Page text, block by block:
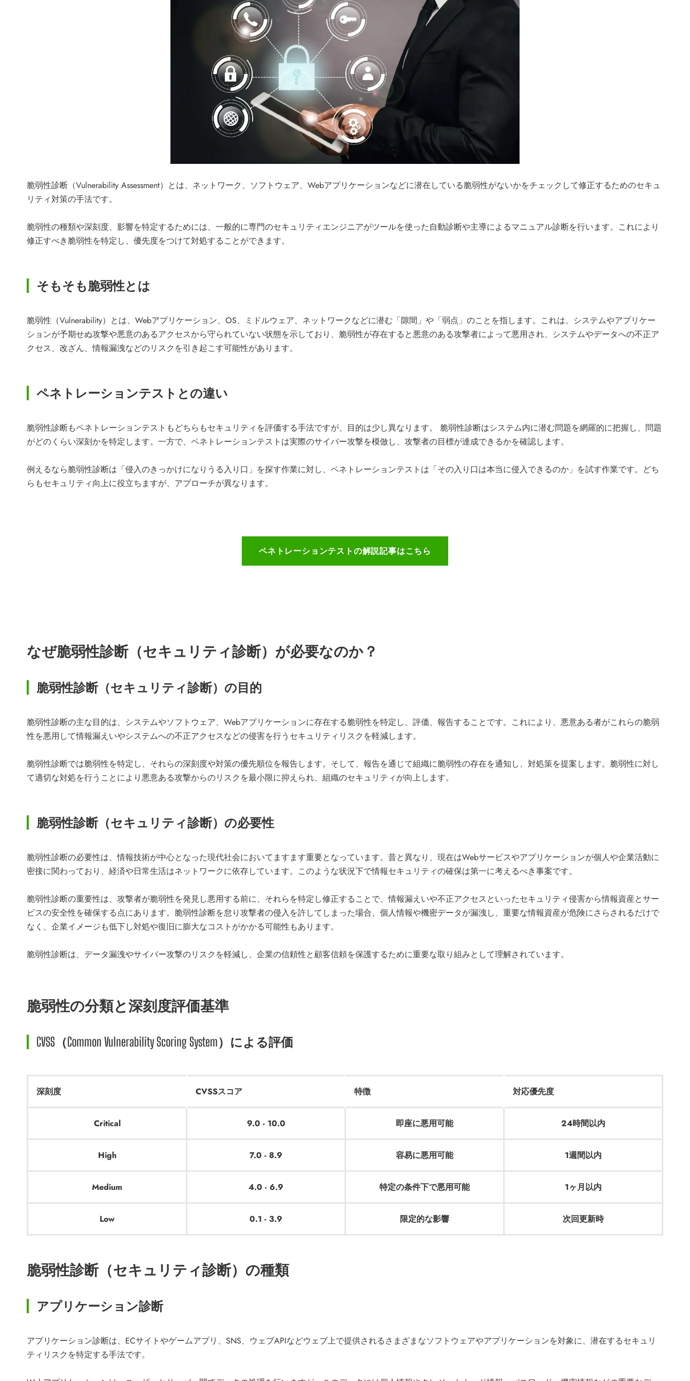
脆弱性診断（Vulnerability Assessment）とは、ネットワーク、ソフトウェア、Webアプリケーションなどに潜在している脆弱性がないかをチェックして修正するためのセキュ
リティ対策の手法です。
脆弱性の種類や深刻度、影響を特定するためには、一般的に専門のセキュリティエンジニアがツールを使った自動診断や主導によるマニュアル診断を行います。これにより
修正すべき脆弱性を特定し、優先度をつけて対処することができます。
そもそも脆弱性とは
脆弱性（Vulnerability）とは、Webアプリケーション、OS、ミドルウェア、ネットワークなどに潜む「隙間」や「弱点」のことを指します。これは、システムやアプリケー
ションが予期せぬ攻撃や悪意のあるアクセスから守られていない状態を示しており、脆弱性が存在すると悪意のある攻撃者によって悪用され、システムやデータへの不正ア
クセス、改ざん、情報漏洩などのリスクを引き起こす可能性があります。
ペネトレーションテストとの違い
脆弱性診断もペネトレーションテストもどちらもセキュリティを評価する手法ですが、目的は少し異なります。 脆弱性診断はシステム内に潜む問題を網羅的に把握し、問題
がどのくらい深刻かを特定します。一方で、ペネトレーションテストは実際のサイバー攻撃を模倣し、攻撃者の目標が達成できるかを確認します。
例えるなら脆弱性診断は「侵入のきっかけになりうる入り口」を探す作業に対し、ペネトレーションテストは「その入り口は本当に侵入できるのか」を試す作業です。どち
らもセキュリティ向上に役立ちますが、アプローチが異なります。
ペネトレーションテストの解説記事はこちら
なぜ脆弱性診断（セキュリティ診断）が必要なのか？
脆弱性診断（セキュリティ診断）の目的
脆弱性診断の主な目的は、システムやソフトウェア、Webアプリケーションに存在する脆弱性を特定し、評価、報告することです。これにより、悪意ある者がこれらの脆弱
性を悪用して情報漏えいやシステムへの不正アクセスなどの侵害を行うセキュリティリスクを軽減します。
脆弱性診断では脆弱性を特定し、それらの深刻度や対策の優先順位を報告します。そして、報告を通じて組織に脆弱性の存在を通知し、対処策を提案します。脆弱性に対し
て適切な対処を行うことにより悪意ある攻撃からのリスクを最小限に抑えられ、組織のセキュリティが向上します。
脆弱性診断（セキュリティ診断）の必要性
脆弱性診断の必要性は、情報技術が中心となった現代社会においてますます重要となっています。昔と異なり、現在はWebサービスやアプリケーションが個人や企業活動に
密接に関わっており、経済や日常生活はネットワークに依存しています。このような状況下で情報セキュリティの確保は第一に考えるべき事案です。
脆弱性診断の重要性は、攻撃者が脆弱性を発見し悪用する前に、それらを特定し修正することで、情報漏えいや不正アクセスといったセキュリティ侵害から情報資産とサー
ビスの安全性を確保する点にあります。脆弱性診断を怠り攻撃者の侵入を許してしまった場合、個人情報や機密データが漏洩し、重要な情報資産が危険にさらされるだけで
なく、企業イメージも低下し対処や復旧に膨大なコストがかかる可能性もあります。
脆弱性診断は、データ漏洩やサイバー攻撃のリスクを軽減し、企業の信頼性と顧客信頼を保護するために重要な取り組みとして理解されています。
脆弱性の分類と深刻度評価基準
CVSS（Common Vulnerability Scoring System）による評価
深刻度 CVSSスコア 特徴 対応優先度
Critical 9.0 - 10.0 即座に悪用可能 24時間以内
High 7.0 - 8.9 容易に悪用可能 1週間以内
Medium 4.0 - 6.9 特定の条件下で悪用可能 1ヶ月以内
Low 0.1 - 3.9 限定的な影響 次回更新時
脆弱性診断（セキュリティ診断）の種類
アプリケーション診断
アプリケーション診断は、ECサイトやゲームアプリ、SNS、ウェブAPIなどウェブ上で提供されるさまざまなソフトウェアやアプリケーションを対象に、潜在するセキュリ
ティリスクを特定する手法です。